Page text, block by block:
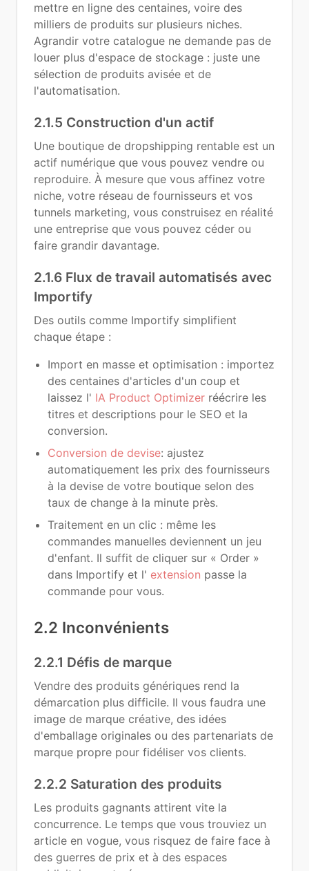
mettre en ligne des centaines, voire des
milliers de produits sur plusieurs niches.
Agrandir votre catalogue ne demande pas de
louer plus d'espace de stockage : juste une
sélection de produits avisée et de
l'automatisation.
2.1.5 Construction d'un actif
Une boutique de dropshipping rentable est un
actif numérique que vous pouvez vendre ou
reproduire. À mesure que vous affinez votre
niche, votre réseau de fournisseurs et vos
tunnels marketing, vous construisez en réalité
une entreprise que vous pouvez céder ou
faire grandir davantage.
2.1.6 Flux de travail automatisés avec
Importify
Des outils comme Importify simplifient
chaque étape :
Import en masse et optimisation : importez
des centaines d'articles d'un coup et
laissez l' IA Product Optimizer réécrire les
titres et descriptions pour le SEO et la
conversion.
Conversion de devise: ajustez
automatiquement les prix des fournisseurs
à la devise de votre boutique selon des
taux de change à la minute près.
Traitement en un clic : même les
commandes manuelles deviennent un jeu
d'enfant. Il suffit de cliquer sur « Order »
dans Importify et l' extension passe la
commande pour vous.
2.2 Inconvénients
2.2.1 Défis de marque
Vendre des produits génériques rend la
démarcation plus difficile. Il vous faudra une
image de marque créative, des idées
d'emballage originales ou des partenariats de
marque propre pour fidéliser vos clients.
2.2.2 Saturation des produits
Les produits gagnants attirent vite la
concurrence. Le temps que vous trouviez un
article en vogue, vous risquez de faire face à
des guerres de prix et à des espaces